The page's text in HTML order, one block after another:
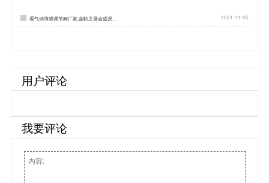
看气动薄膜调节阀厂家,蓝帕之展会盛况… 2021-11-05
用户评论
我要评论